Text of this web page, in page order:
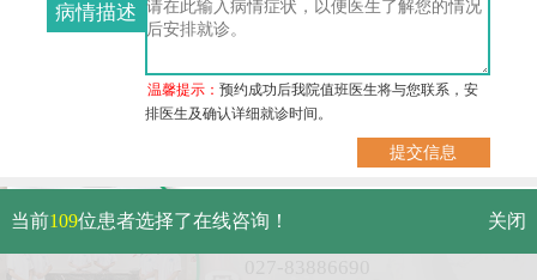
病情描述
温馨提示：预约成功后我院值班医生将与您联系，安
排医生及确认详细就诊时间。
武汉市硚口区解放大道479号
免费电话：
当前109位患者选择了在线咨询！ 关闭